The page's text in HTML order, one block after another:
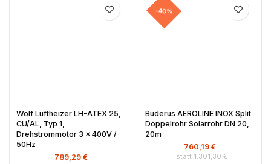
Wolf Luftheizer LH-ATEX 25,
CU/AL, Typ 1,
Drehstrommotor 3 x 400V /
50Hz
789,29 €
-40%
Buderus AEROLINE INOX Split
Doppelrohr Solarrohr DN 20,
20m
1.301,30 €
760,19 €